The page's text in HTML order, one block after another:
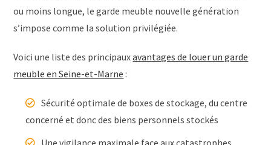
ou moins longue, le garde meuble nouvelle génération
s’impose comme la solution privilégiée.
Voici une liste des principauxavantages de louer un garde
meuble en Seine-et-Marne :
Sécurité optimale de boxes de stockage, du centre
concerné et donc des biens personnels stockés
Une vigilance maximale face aux catastrophes